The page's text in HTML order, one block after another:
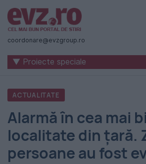
Știri
naționale
internaționale
România
-
Evenimentul
Zilei
coordonare@evzgroup.ro
▼ Proiecte speciale
ACTUALITATE
Alarmă în cea mai
localitate din țară.
persoane au fost